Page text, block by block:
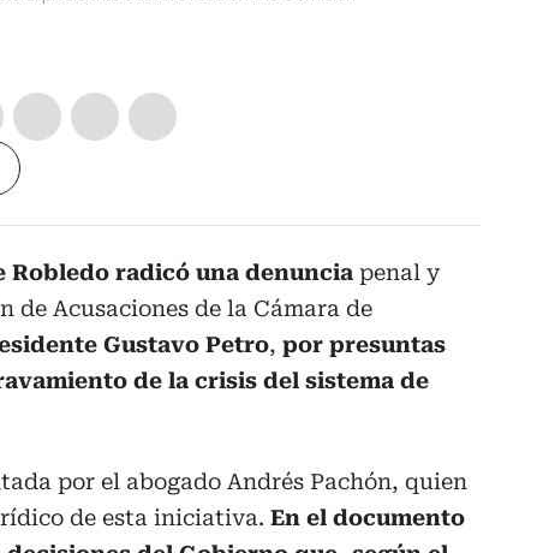
Robledo radicó una denuncia penal y
Acusaciones de la Cámara de
Gustavo Petro, por presuntas
de la crisis del sistema de
por el abogado Andrés Pachón, quien
de esta iniciativa. En el documento